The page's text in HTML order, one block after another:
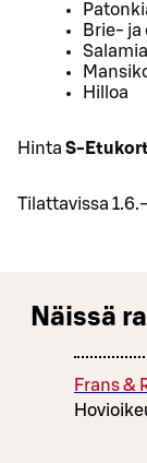
Brie-
Salamia
Hilloa
Hinta S-
Tilattavissa
Näissä
Frans &